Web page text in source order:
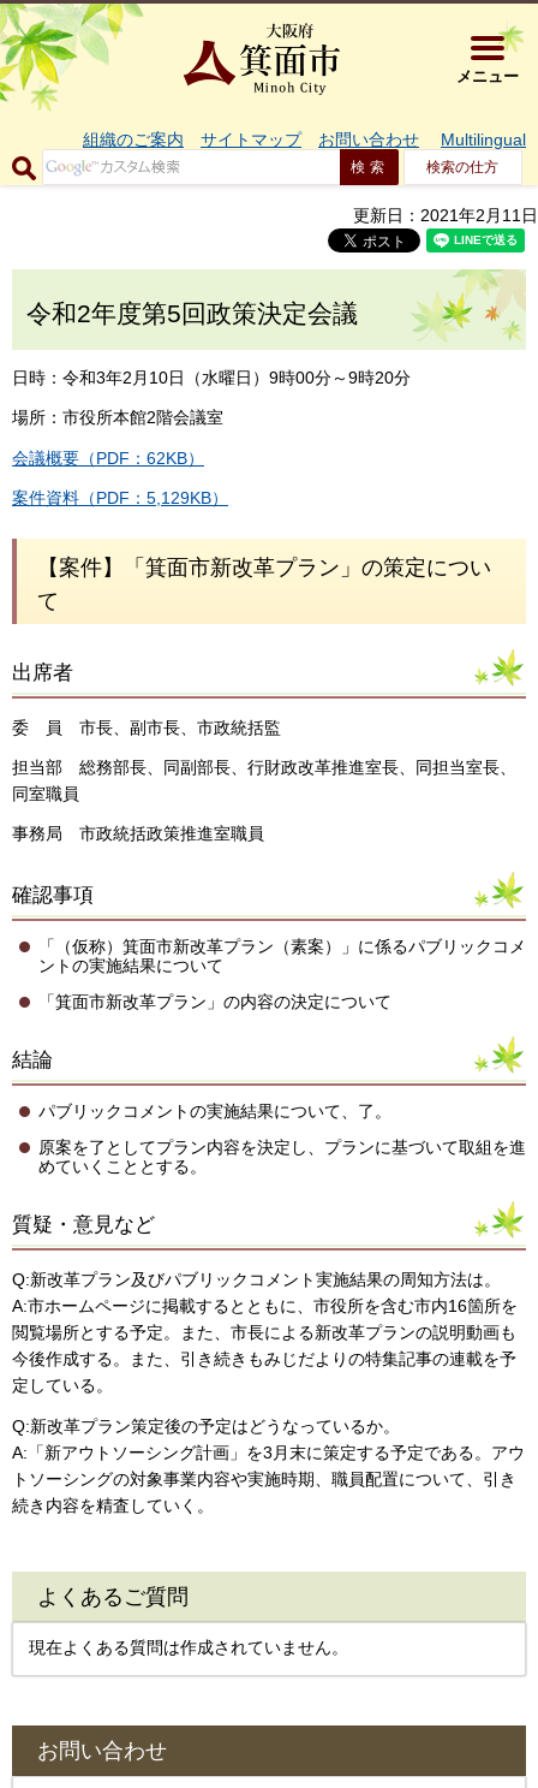
大阪府箕
メニュー
組織のご案内 サイトマップ お問い合わせ Multilingual
検索の仕方
更新日：2021年2月11日
令和2年度第5回政策決定会議
日時：令和3年2月10日（水曜日）9時00分～9時20分
場所：市役所本館2階会議室
会議概要（PDF：62KB）
案件資料（PDF：5,129KB）
【案件】「箕面市新改革プラン」の策定につい
て
出席者
委 員 市長、副市長、市政統括監
担当部 総務部長、同副部長、行財政改革推進室長、同担当室長、
同室職員
事務局 市政統括政策推進室職員
確認事項
「（仮称）箕面市新改革プラン（素案）」に係るパブリックコメ
ントの実施結果について
「箕面市新改革プラン」の内容の決定について
結論
パブリックコメントの実施結果について、了。
原案を了としてプラン内容を決定し、プランに基づいて取組を進
めていくこととする。
質疑・意見など
Q:新改革プラン及びパブリックコメント実施結果の周知方法は。
A:市ホームページに掲載するとともに、市役所を含む市内16箇所を
閲覧場所とする予定。また、市長による新改革プランの説明動画も
今後作成する。また、引き続きもみじだよりの特集記事の連載を予
定している。
Q:新改革プラン策定後の予定はどうなっているか。
A:「新アウトソーシング計画」を3月末に策定する予定である。アウ
トソーシングの対象事業内容や実施時期、職員配置について、引き
続き内容を精査していく。
よくあるご質問
現在よくある質問は作成されていません。
お問い合わせ